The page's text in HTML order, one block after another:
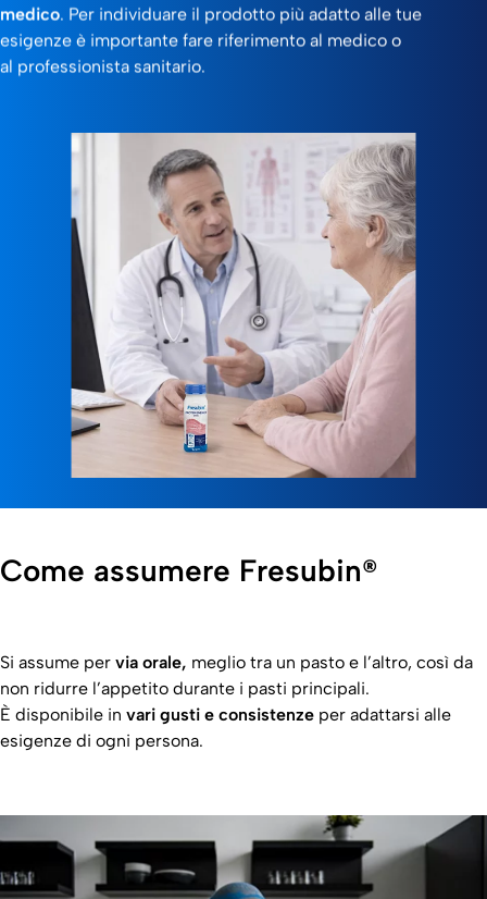
medico. Per individuare il prodotto più adatto alle tue
esigenze è importante fare riferimento al medico o
al professionista sanitario.
Come assumere Fresubin®
Si assume per via orale, meglio tra un pasto e l’altro, così da
non ridurre l’appetito durante i pasti principali.​
È disponibile in vari gusti e consistenze per adattarsi alle
esigenze di ogni persona.